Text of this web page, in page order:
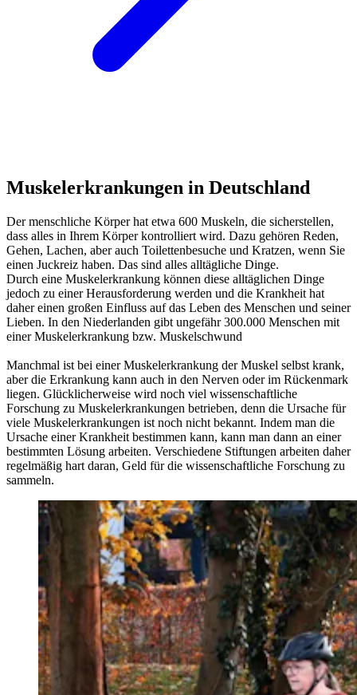
Muskelerkrankungen in Deutschland
Der menschliche Körper hat etwa 600 Muskeln, die sicherstellen,
dass alles in Ihrem Körper kontrolliert wird. Dazu gehören Reden,
Gehen, Lachen, aber auch Toilettenbesuche und Kratzen, wenn Sie
einen Juckreiz haben. Das sind alles alltägliche Dinge.
Durch eine Muskelerkrankung können diese alltäglichen Dinge
jedoch zu einer Herausforderung werden und die Krankheit hat
daher einen großen Einfluss auf das Leben des Menschen und seiner
Lieben. In den Niederlanden gibt ungefähr 300.000 Menschen mit
einer Muskelerkrankung bzw. Muskelschwund
Manchmal ist bei einer Muskelerkrankung der Muskel selbst krank,
aber die Erkrankung kann auch in den Nerven oder im Rückenmark
liegen. Glücklicherweise wird noch viel wissenschaftliche
Forschung zu Muskelerkrankungen betrieben, denn die Ursache für
viele Muskelerkrankungen ist noch nicht bekannt. Indem man die
Ursache einer Krankheit bestimmen kann, kann man dann an einer
bestimmten Lösung arbeiten. Verschiedene Stiftungen arbeiten daher
regelmäßig hart daran, Geld für die wissenschaftliche Forschung zu
sammeln.